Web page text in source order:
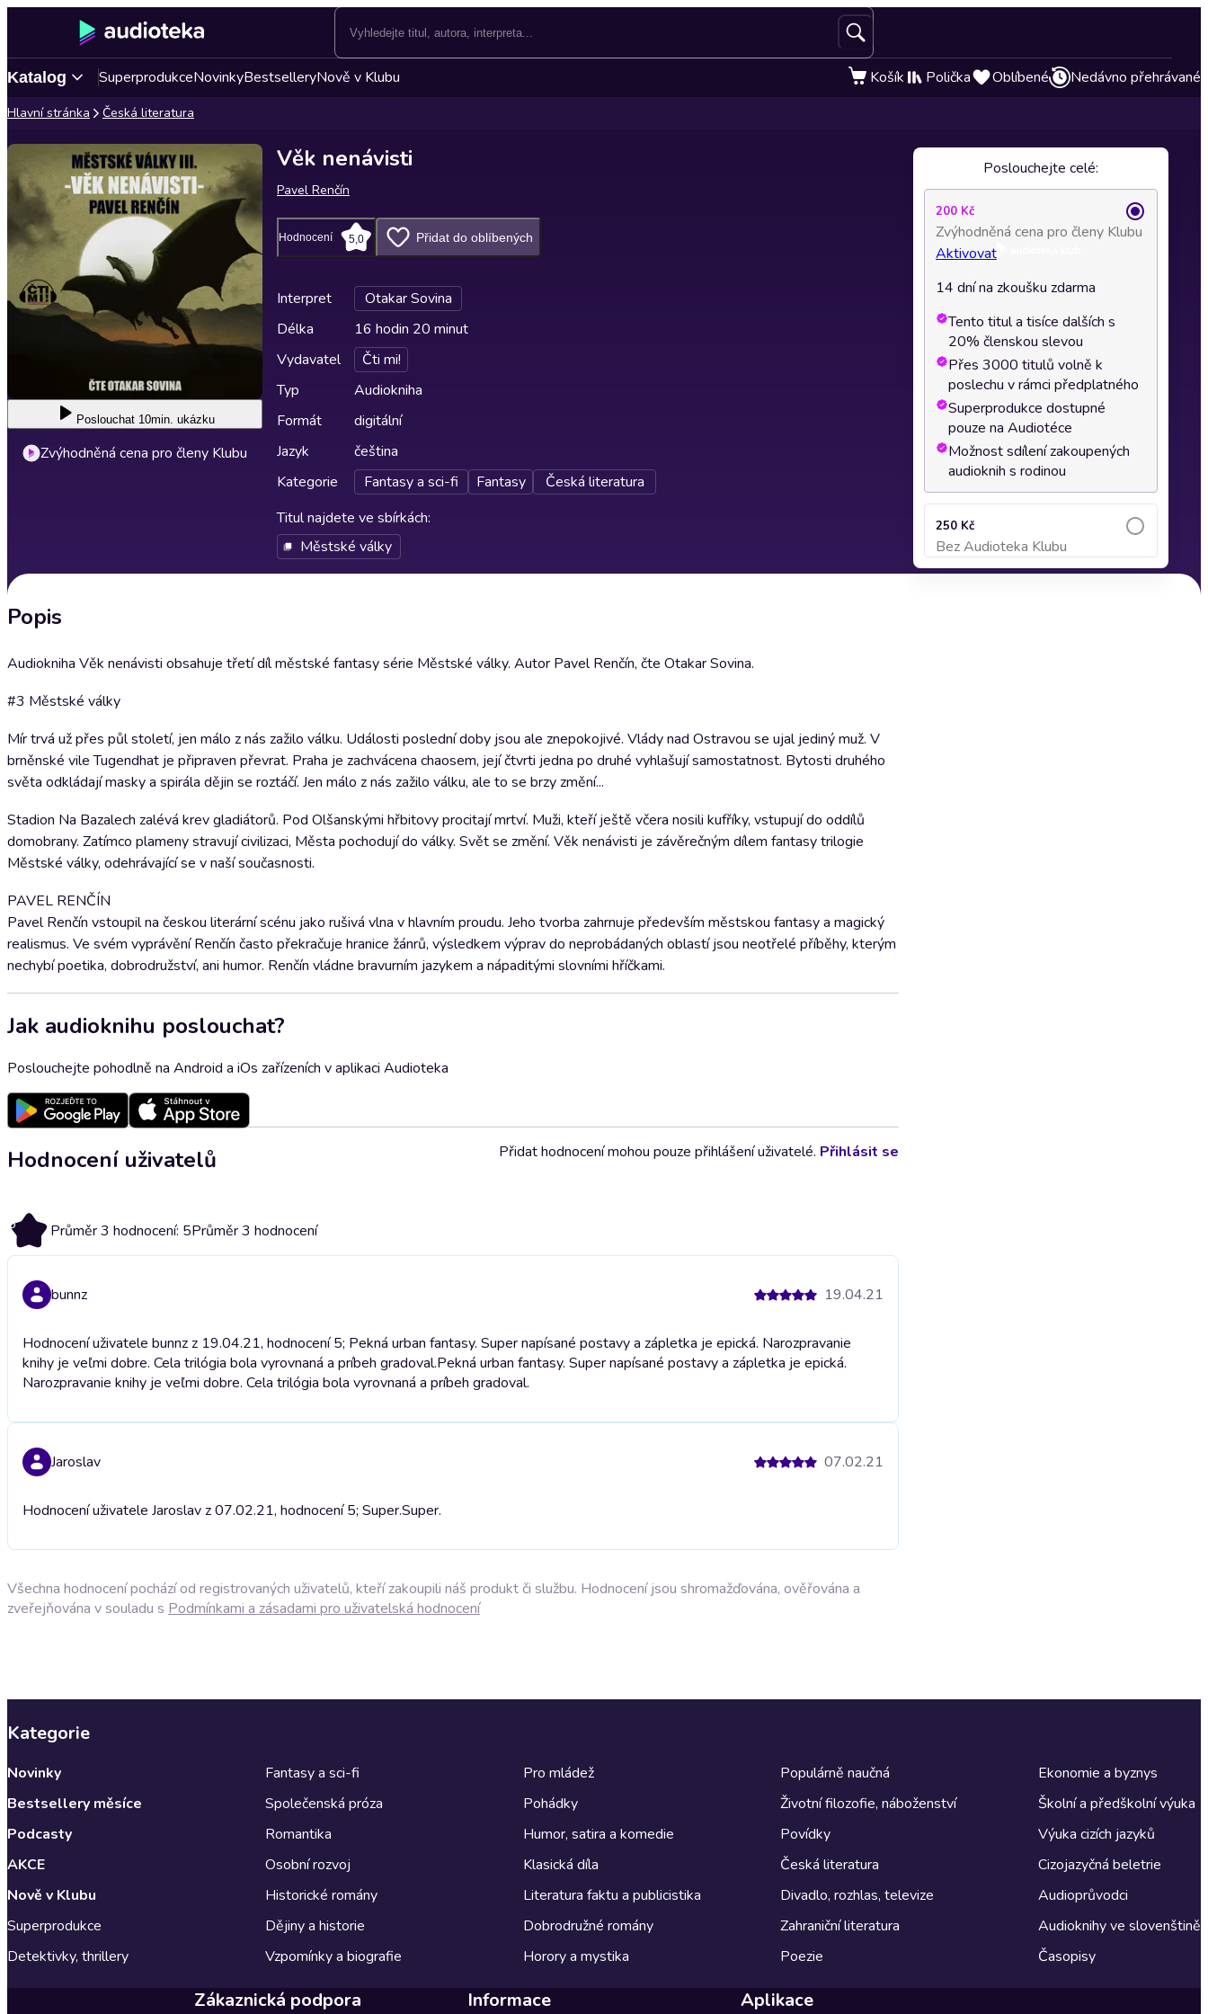
Katalog SuperprodukceNovinkyBestselleryNově v Klubu Košík Polička Oblíbené Nedávno přehrávané
Hlavní stránka Česká literatura
Poslouchat 10min. ukázku
Zvýhodněná cena pro členy Klubu
Věk nenávisti
Pavel Renčín
Hodnocení 5,0 Přidat do oblíbených
Interpret
Otakar Sovina
Délka
16 hodin 20 minut
Vydavatel
Čti mi!
Typ
Audiokniha
Formát
digitální
Jazyk
čeština
Kategorie
Fantasy a sci-fi Fantasy
Česká literatura
Titul najdete ve sbírkách:
Městské války
Popis
Audiokniha Věk nenávisti obsahuje třetí díl městské fantasy série Městské války. Autor Pavel Renčín, čte Otakar Sovina.
#3 Městské války
Mír trvá už přes půl století, jen málo z nás zažilo válku. Události poslední doby jsou ale znepokojivé. Vlády nad Ostravou se ujal jediný muž. V
brněnské vile Tugendhat je připraven převrat. Praha je zachvácena chaosem, její čtvrti jedna po druhé vyhlašují samostatnost. Bytosti druhého
světa odkládají masky a spirála dějin se roztáčí. Jen málo z nás zažilo válku, ale to se brzy změní...
Stadion Na Bazalech zalévá krev gladiátorů. Pod Olšanskými hřbitovy procitají mrtví. Muži, kteří ještě včera nosili kufříky, vstupují do oddílů
domobrany. Zatímco plameny stravují civilizaci, Města pochodují do války. Svět se změní. Věk nenávisti je závěrečným dílem fantasy trilogie
Městské války, odehrávající se v naší současnosti.
PAVEL RENČÍN
Pavel Renčín vstoupil na českou literární scénu jako rušivá vlna v hlavním proudu. Jeho tvorba zahrnuje především městskou fantasy a magický
realismus. Ve svém vyprávění Renčín často překračuje hranice žánrů, výsledkem výprav do neprobádaných oblastí jsou neotřelé příběhy, kterým
nechybí poetika, dobrodružství, ani humor. Renčín vládne bravurním jazykem a nápaditými slovními hříčkami.
Jak audioknihu poslouchat?
Poslouchejte pohodlně na Android a iOs zařízeních v aplikaci Audioteka
Hodnocení uživatelů
5 Průměr 3 hodnocení: 5Průměr 3 hodnocení
Přidat hodnocení mohou pouze přihlášení uživatelé. Přihlásit se
bunnz 19.04.21
Hodnocení uživatele bunnz z 19.04.21, hodnocení 5; Pekná urban fantasy. Super napísané postavy a zápletka je epická. Narozpravanie
knihy je veľmi dobre. Cela trilógia bola vyrovnaná a príbeh gradoval.Pekná urban fantasy. Super napísané postavy a zápletka je epická.
Narozpravanie knihy je veľmi dobre. Cela trilógia bola vyrovnaná a príbeh gradoval.
Jaroslav 07.02.21
Hodnocení uživatele Jaroslav z 07.02.21, hodnocení 5; Super.Super.
Všechna hodnocení pochází od registrovaných uživatelů, kteří zakoupili náš produkt či službu. Hodnocení jsou shromažďována, ověřována a
zveřejňována v souladu s Podmínkami a zásadami pro uživatelská hodnocení
Poslouchejte celé:
200 Kč
Zvýhodněná cena pro členy Klubu
Aktivovat
14 dní na zkoušku zdarma
Tento titul a tisíce dalších s
20% členskou slevou
Přes 3000 titulů volně k
poslechu v rámci předplatného
Superprodukce dostupné
pouze na Audiotéce
Možnost sdílení zakoupených
audioknih s rodinou
250 Kč
Bez Audioteka Klubu
Přidat do košíku
Kategorie
Novinky
Bestsellery měsíce
Podcasty
AKCE
Nově v Klubu
Superprodukce
Detektivky, thrillery
Fantasy a sci-fi
Společenská próza
Romantika
Osobní rozvoj
Historické romány
Dějiny a historie
Vzpomínky a biografie
Pro mládež
Pohádky
Humor, satira a komedie
Klasická díla
Literatura faktu a publicistika
Dobrodružné romány
Horory a mystika
Populárně naučná
Životní filozofie, náboženství
Povídky
Česká literatura
Divadlo, rozhlas, televize
Zahraniční literatura
Poezie
Ekonomie a byznys
Školní a předškolní výuka
Výuka cizích jazyků
Cizojazyčná beletrie
Audioprůvodci
Audioknihy ve slovenštině
Časopisy
Zákaznická podpora Informace Aplikace